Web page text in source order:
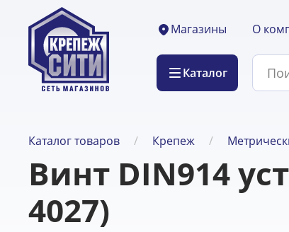
Магазины
Каталог
О
Каталог товаров Крепеж
Винт DIN914
4027)